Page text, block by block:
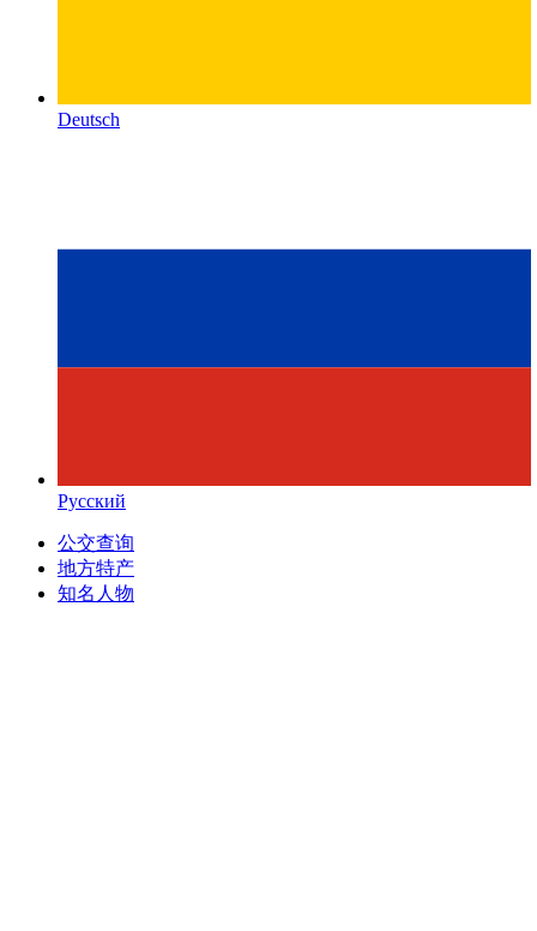
Deutsch
Русский
公交查询
地方特产
知名人物